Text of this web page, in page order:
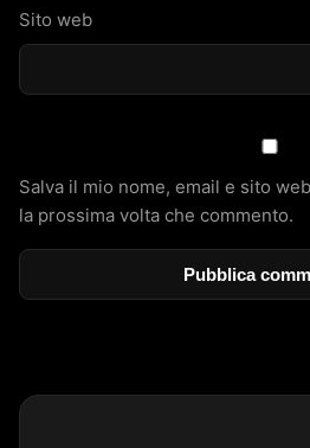
Sito web
Salva il mio nome, email e sito
la prossima volta che commento.